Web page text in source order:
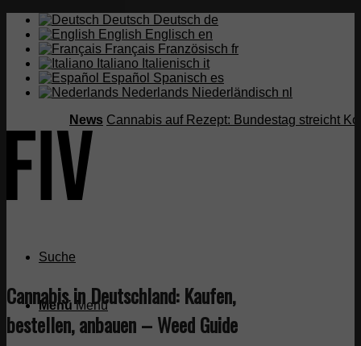
Deutsch Deutsch de
English Englisch en
Français Französisch fr
Italiano Italienisch it
Español Spanisch es
Nederlands Niederländisch nl
News Cannabis auf Rezept: Bundestag streicht
Suche
Menü Menü
Cannabis in Deutschland: Kaufen,
bestellen, anbauen – Weed Guide